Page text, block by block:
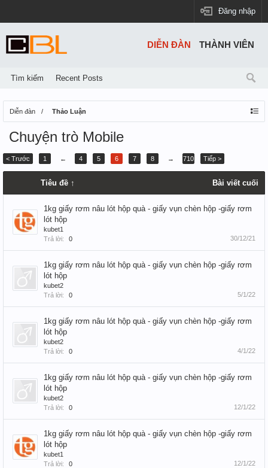
Đăng nhập
Diễn đàn Thảo Luận
Chuyện trò Mobile
< Trước 1 ← 4 5 6 7 8 → 710 Tiếp >
Tiêu đề ↑ Bài viết cuối
1kg giấy rơm nâu lót hộp quà - giấy vụn chèn hộp -giấy rơm
lót hộp
kubet1
Trả lời:
0 30/12/21
1kg giấy rơm nâu lót hộp quà - giấy vụn chèn hộp -giấy rơm
lót hộp
kubet2
Trả lời:
0 5/1/22
1kg giấy rơm nâu lót hộp quà - giấy vụn chèn hộp -giấy rơm
lót hộp
kubet2
Trả lời:
0 4/1/22
1kg giấy rơm nâu lót hộp quà - giấy vụn chèn hộp -giấy rơm
lót hộp
kubet2
Trả lời:
0 12/1/22
1kg giấy rơm nâu lót hộp quà - giấy vụn chèn hộp -giấy rơm
lót hộp
kubet1
Trả lời:
0 12/1/22
DIỄN ĐÀN
Tìm kiếm Recent Posts
THÀNH VIÊN